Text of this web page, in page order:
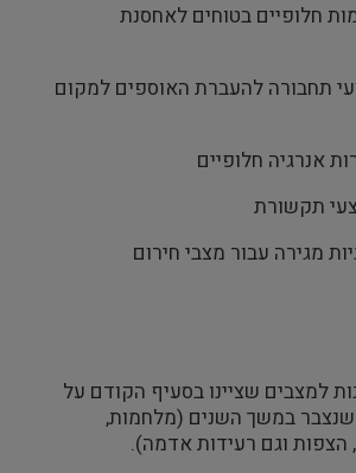
חלופיים בטוחים לאחסנת
תחבורה להעברת האוספים למקום
למצבים שציינו בסעיף הקודם על
שנצבר במשך השנים (מלחמות,
הצפות וגם רעידות אדמה).